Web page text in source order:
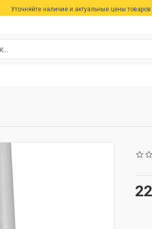
Уточняйте наличие и актуальные цены